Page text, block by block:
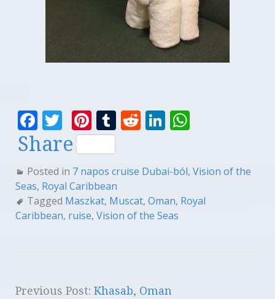
F
a
e
b
o
w
te
r
Pi
n
te
r
es
t
T
bl
r
R
di
t
Li
e
dI
n
s
A
Share
Posted in 7 napos cruise Dubai-ból, Vision of the
Seas, Royal Caribbean
Tagged Maszkat, Muscat, Oman, Royal
Caribbean, ruise, Vision of the Seas
Previous Post: Khasab, Oman